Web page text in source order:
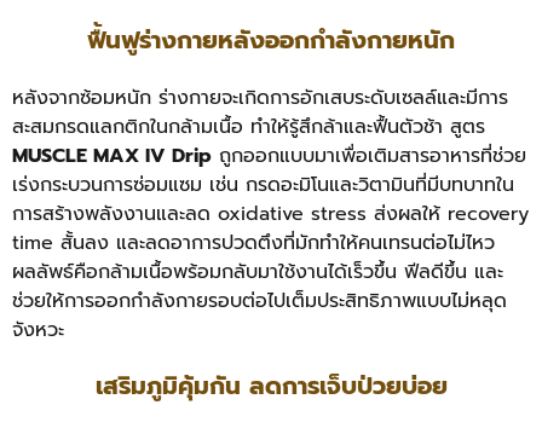
ฟื้นฟูร่างกายหลังออกกำลังกายหนัก
หลังจากซ้อมหนัก ร่างกายจะเกิดการอักเสบระดับเซลล์และมีการ
สะสมกรดแลกติกในกล้ามเนื้อ ทำให้รู้สึกล้าและฟื้นตัวช้า สูตร
MUSCLE MAX IV Drip ถูกออกแบบมาเพื่อเติมสารอาหารที่ช่วย
เร่งกระบวนการซ่อมแซม เช่น กรดอะมิโนและวิตามินที่มีบทบาทใน
การสร้างพลังงานและลด oxidative stress ส่งผลให้ recovery
time สั้นลง และลดอาการปวดตึงที่มักทำให้คนเทรนต่อไม่ไหว
ผลลัพธ์คือกล้ามเนื้อพร้อมกลับมาใช้งานได้เร็วขึ้น ฟีลดีขึ้น และ
ช่วยให้การออกกำลังกายรอบต่อไปเต็มประสิทธิภาพแบบไม่หลุด
จังหวะ
เสริมภูมิคุ้มกัน ลดการเจ็บป่วยบ่อย